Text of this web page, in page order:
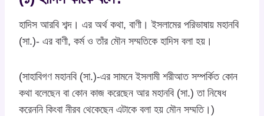
হাদিস আরবি শব্দ। এর অর্থ কথা, বাণী। ইসলামের পরিভাষায় মহানবি
(সা.)- এর বাণী, কর্ম ও তাঁর মৌন সম্মতিকে হাদিস বলা হয়।
(সাহাবিগণ মহানবি (সা.)-এর সামনে ইসলামী শরীআত সম্পর্কিত কোন
কথা বলেছেন বা কোন কাজ করেছেন আর মহানবি (সা.) তা নিষেধ
করেননি কিংবা নীরব থেকেছেন এটাকে বলা হয় মৌন সম্মতি।)